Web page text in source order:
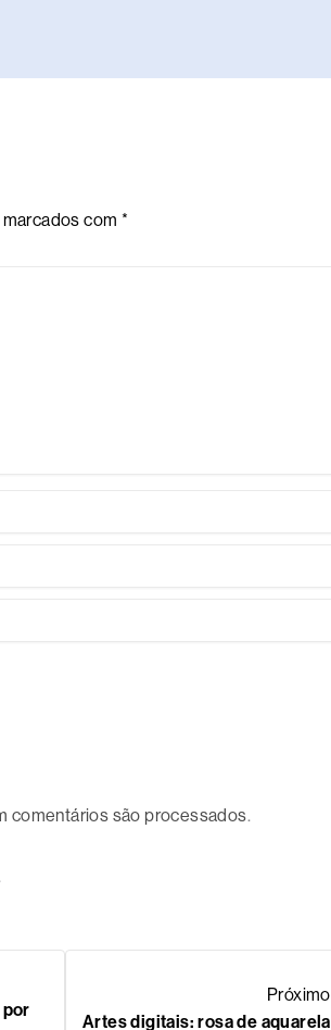
com *
comentários são processados.
Próximo
Artes digitais: rosa de aquarela